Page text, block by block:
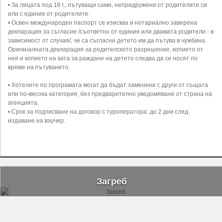
• За лицата под 18 г., пътуващи сами, непридружени от родителите си
или с единия от родителите.
• Освен международен паспорт се изисква и нотариално заверена
декларация за съгласие /съответно от единия или двамата родители - в
зависимост от случая/, че са съгласни детето им да пътува в чужбина.
Оригиналната декларация за родителското разрешение, копието от
нея и копието на акта за раждане на детето следва да се носят по
време на пътуването.
• Хотелите по програмата могат да бъдат заменени с други от същата
или по-висока категория, без предварително уведомяване от страна на
агенцията.
• Срок за подписване на договор с туроператора: до 2 дни след
издаване на ваучер.
Загреб